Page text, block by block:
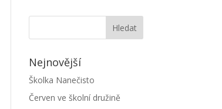
Nejnovější
Školka Nanečisto
Červen ve školní družině